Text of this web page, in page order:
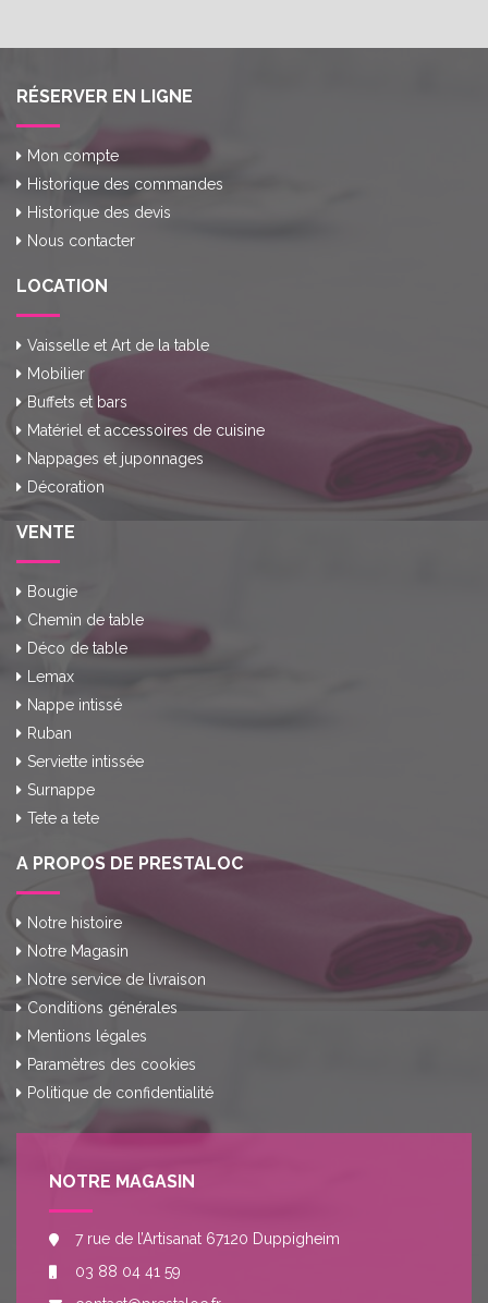
RÉSERVER EN LIGNE
Mon compte
Historique des commandes
Historique des devis
Nous contacter
LOCATION
Vaisselle et Art de la table
Mobilier
Buffets et bars
Matériel et accessoires de cuisine
Nappages et juponnages
Décoration
VENTE
Bougie
Chemin de table
Déco de table
Lemax
Nappe intissé
Ruban
Serviette intissée
Surnappe
Tete a tete
A PROPOS DE PRESTALOC
Notre histoire
Notre Magasin
Notre service de livraison
Conditions générales
Mentions légales
Paramètres des cookies
Politique de confidentialité
NOTRE MAGASIN
7 rue de l’Artisanat 67120 Duppigheim
03 88 04 41 59